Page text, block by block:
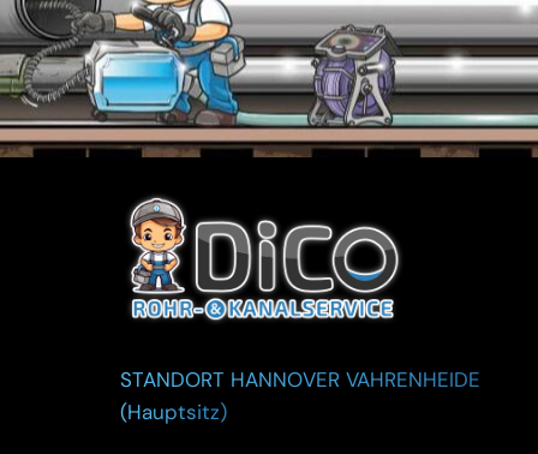
STANDORT HANNOVER VAHRENHEIDE
(Hauptsitz)